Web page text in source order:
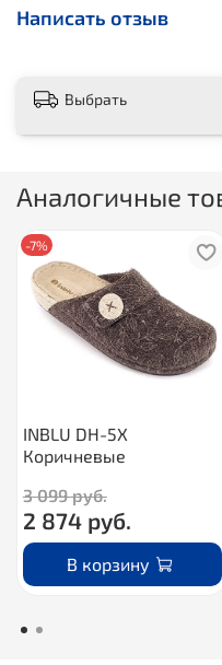
Написать отзыв
Выбрать
Аналогичные
-7%
INBLU DH-5X
Коричневые
3 099 руб.
2 874 руб.
В корзину